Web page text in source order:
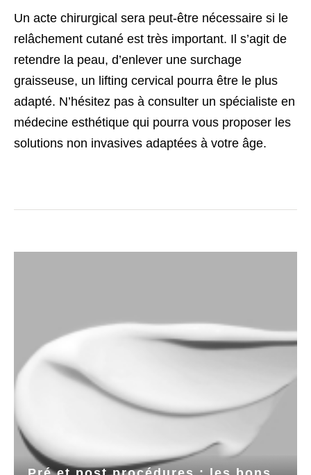
Un acte chirurgical sera peut-être nécessaire si le
relâchement cutané est très important. Il s’agit de
retendre la peau, d’enlever une surchage
graisseuse, un lifting cervical pourra être le plus
adapté. N’hésitez pas à consulter un spécialiste en
médecine esthétique qui pourra vous proposer les
solutions non invasives adaptées à votre âge.